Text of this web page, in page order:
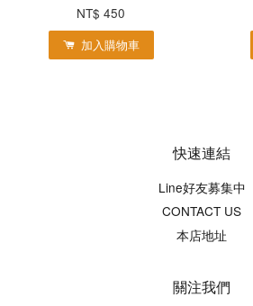
NT$ 450
加入購物車
快速連結
Line好友募集中
CONTACT US
本店地址
關注我們